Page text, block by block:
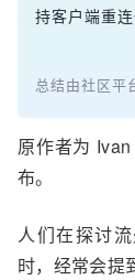
持客户端重连
总结由社区平
原作者为
布。
人们在探讨
时，经常会提